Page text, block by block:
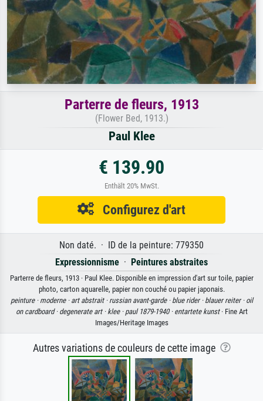
Parterre de fleurs, 1913
(Flower Bed, 1913.)
Paul Klee
€ 139.90
Enthält 20% MwSt.
Configurez d'art
Non daté. · ID de la peinture: 779350
Expressionnisme · Peintures abstraites
Parterre de fleurs, 1913 · Paul Klee. Disponible en impression d'art sur toile, papier
photo, carton aquarelle, papier non couché ou papier japonais.
peinture · moderne · art abstrait · russian avant-garde · blue rider · blauer reiter · oil
on cardboard · degenerate art · klee · paul 1879-1940 · entartete kunst· Fine Art
Images/Heritage Images
Autres variations de couleurs de cette image